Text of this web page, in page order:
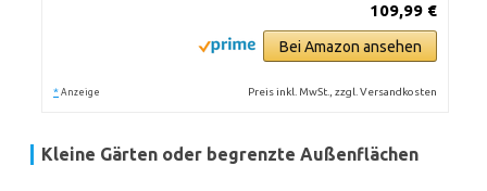
109,99 €
Bei Amazon ansehen
* Anzeige Preis inkl. MwSt., zzgl. Versandkosten
Kleine Gärten oder begrenzte Außenflächen